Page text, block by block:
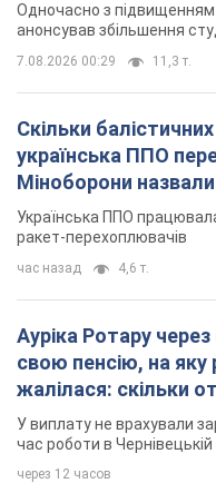
Одночасно з
анонсував збільшення
7.08.2026 00:29 11,3 т.
Скільки
українська ППО
Міноборони
Українська ППО
ракет-перехоплювачів
час назад 4,6 т.
Ауріка Ротару
свою пенсію, на яку
жалілася: скільки
співачка
У виплату не врахували
час роботи в Чернівецькій
через 12 часов